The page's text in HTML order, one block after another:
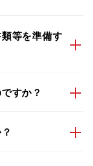
等を準備す
すか？